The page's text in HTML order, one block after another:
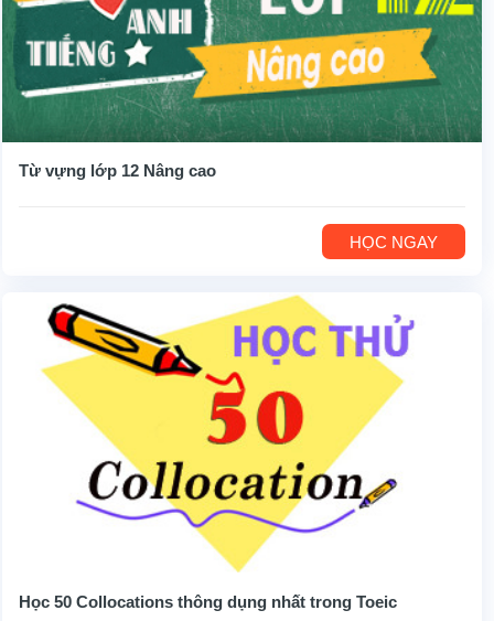
Từ vựng lớp 12 Nâng cao
HỌC NGAY
Học 50 Collocations thông dụng nhất trong Toeic